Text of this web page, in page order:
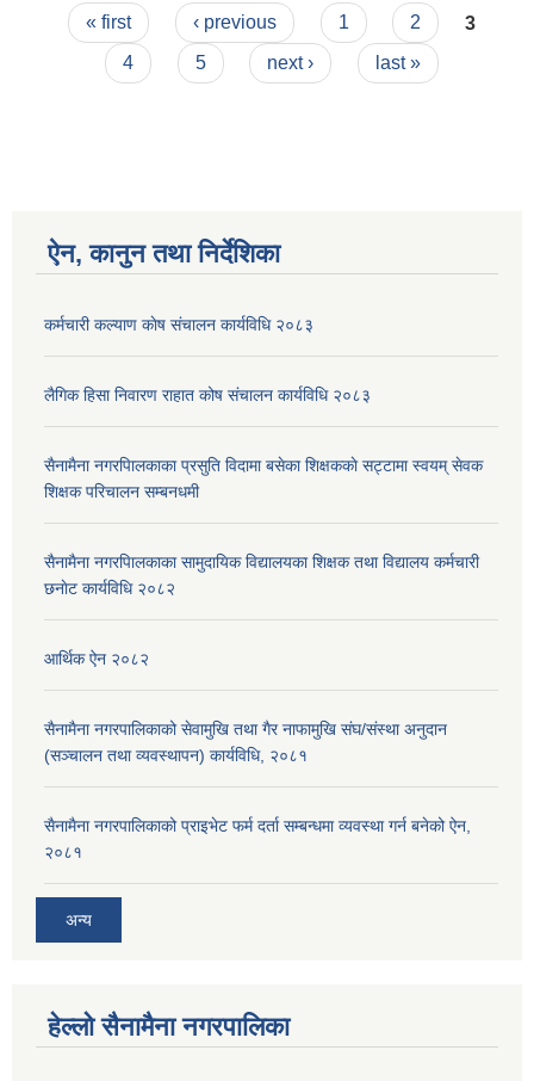
Pages
« first ‹ previous 1 2
3
4
5 next › last »
ऐन, कानुन तथा निर्देशिका
कर्मचारी कल्याण काेष संचालन कार्यविधि २०८३
लैगिक हिसा निवारण राहात कोष संचालन कार्यविधि २०८३
सैनामैना नगरपािलकाका प्रसुति विदामा बसेका शिक्षककाे सट्टामा स्वयम् सेवक
शिक्षक परिचालन सम्बनधमी
सैनामैना नगरपािलकाका सामुदायिक विद्यालयका शिक्षक तथा विद्यालय कर्मचारी
छनाेट कार्यविधि २०८२
आर्थिक ऐन २०८२
सैनामैना नगरपालिकाको सेवामुखि तथा गैर नाफामुखि संघ/संस्था अनुदान
(सञ्चालन तथा व्यवस्थापन) कार्यविधि, २०८१
सैनामैना नगरपालिकाको प्राइभेट फर्म दर्ता सम्बन्धमा व्यवस्था गर्न बनेको ऐन,
२०८१
अन्य
हेल्लो सैनामैना नगरपालिका